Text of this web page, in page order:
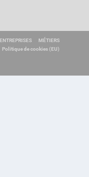
ENTREPRISES
MÉTIERS
Politique de cookies (EU)